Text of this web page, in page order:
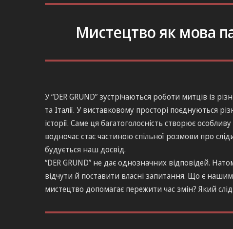
Мистецтво як мова
У “DER GRUND” зустрічаються роботи митців із
та Італії. У виставковому просторі поєднуються
історії. Саме ця багатоголосність створює
водночас стає частиною спільної розмови про
будується наш досвід.
“DER GRUND” не дає однозначних відповідей.
відчути й поставити власні запитання. Що є
мистецтво допомагає пережити час змін? Який